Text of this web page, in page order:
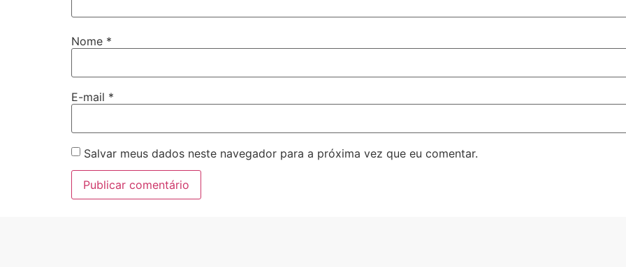
Nome *
E-mail *
Salvar meus dados neste navegador para a próxima vez que eu comentar.